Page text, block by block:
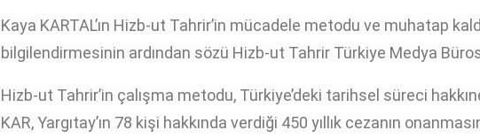
Kaya KARTAL’ın Hizb-ut Tahrir’in mücadele metodu ve muhatap
bilgilendirmesinin ardından sözü Hizb-ut Tahrir Türkiye Medya
Hizb-ut Tahrir’in çalışma metodu, Türkiye’deki tarihsel süreci
KAR, Yargıtay’ın 78 kişi hakkında verdiği 450 yıllık cezanın